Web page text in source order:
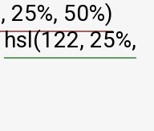
25%, 50%)
hsl(122, 25%,